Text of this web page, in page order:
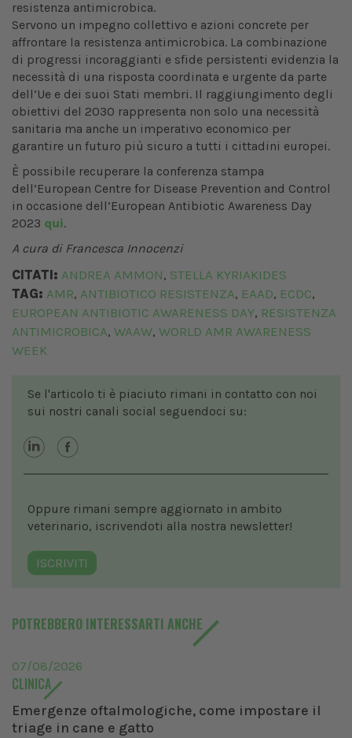
resistenza antimicrobica.
Servono un impegno collettivo e azioni concrete per
affrontare la resistenza antimicrobica. La combinazione
di progressi incoraggianti e sfide persistenti evidenzia la
necessità di una risposta coordinata e urgente da parte
dell’Ue e dei suoi Stati membri. Il raggiungimento degli
obiettivi del 2030 rappresenta non solo una necessità
sanitaria ma anche un imperativo economico per
garantire un futuro più sicuro a tutti i cittadini europei.
È possibile recuperare la conferenza stampa
dell’European Centre for Disease Prevention and Control
in occasione dell’European Antibiotic Awareness Day
2023 qui.
A cura di Francesca Innocenzi
CITATI: ANDREA AMMON, STELLA KYRIAKIDES
TAG: AMR, ANTIBIOTICO RESISTENZA, EAAD, ECDC,
EUROPEAN ANTIBIOTIC AWARENESS DAY, RESISTENZA
ANTIMICROBICA, WAAW, WORLD AMR AWARENESS
WEEK
Se l'articolo ti è piaciuto rimani in contatto con noi
sui nostri canali social seguendoci su:
Oppure rimani sempre aggiornato in ambito
veterinario, iscrivendoti alla nostra newsletter!
ISCRIVITI
POTREBBERO INTERESSARTI ANCHE
07/08/2026
CLINICA
Emergenze oftalmologiche, come impostare il
triage in cane e gatto